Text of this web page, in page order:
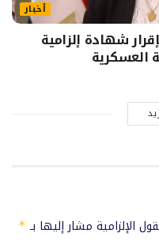
أخبار
شهادة إلزامية
العسكرية
الإلزامية مشار إليها بـ *